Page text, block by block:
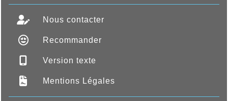
Nous contacter
Recommander
Version texte
Mentions Légales